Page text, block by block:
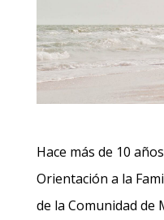
Hace más de 10
Orientación a la
de la Comunidad de